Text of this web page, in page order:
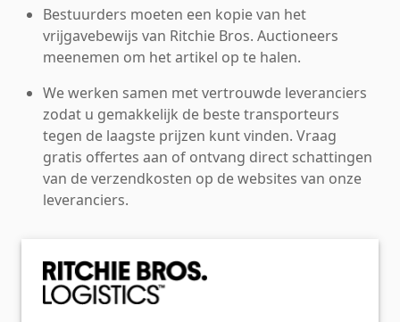
Bestuurders moeten een kopie van het
vrijgavebewijs van Ritchie Bros. Auctioneers
meenemen om het artikel op te halen.
We werken samen met vertrouwde leveranciers
zodat u gemakkelijk de beste transporteurs
tegen de laagste prijzen kunt vinden. Vraag
gratis offertes aan of ontvang direct schattingen
van de verzendkosten op de websites van onze
leveranciers.